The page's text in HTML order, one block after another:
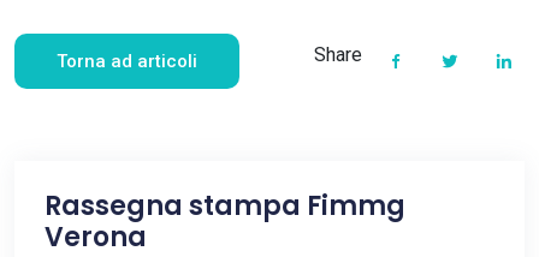
Torna ad articoli Share
Rassegna stampa Fimmg
Verona